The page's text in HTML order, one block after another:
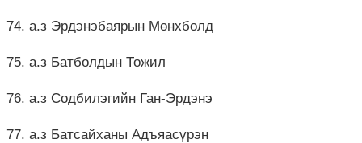
74. а.з Эрдэнэбаярын Мөнхболд
75. а.з Батболдын Тожил
76. а.з Содбилэгийн Ган-Эрдэнэ
77. а.з Батсайханы Адъяасүрэн